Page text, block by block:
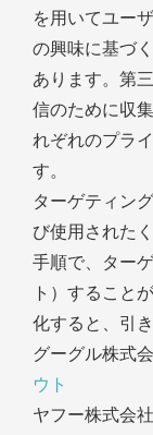
を用いてユー
の興味に基づ
あります。第
信のために収
れぞれのプラ
す。
ターゲティン
び使用された
手順で、ター
ト）すること
化すると、引
グーグル株式
ウト
ヤフー株式会